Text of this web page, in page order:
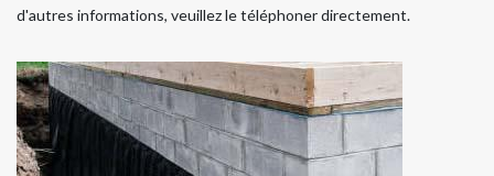
d'autres informations, veuillez le téléphoner directement.